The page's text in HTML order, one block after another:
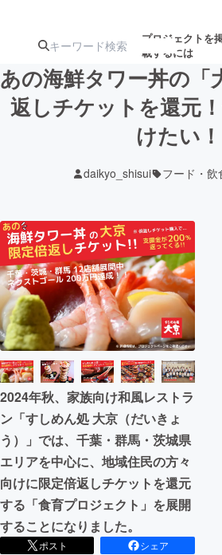
プロジェクトを
載するには
注目の新着プロ
ジェクト
募集
テクノロジー・ガジェット
映像・映画
ビジネス・起業
まちづくり・地域活性化
CAMPFIRE for Social Good
CAMPFIREふるさと納税machi-ya
あの海鮮タワー丼の「
返しチケットを還元
けたい！
daikyo_shisui フード・飲
2024年秋、家族向け和風レストラ
ン「すしめん処 大京（だいきょ
う）」では、千葉・群馬・茨城県
エリアを中心に、地域住民の方々
向けに限定倍返しチケットを還元
する「食育プロジェクト」を展開
することになりました。
ポスト
シェア